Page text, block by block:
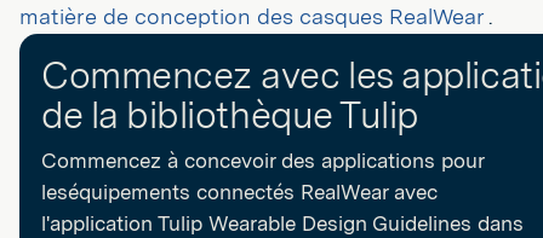
matière de conception des casques RealWear .
Commencez avec les
de la bibliothèque Tulip
Commencez à concevoir des applications pour
leséquipements connectés RealWear avec
l'application Tulip Wearable Design Guidelines dans